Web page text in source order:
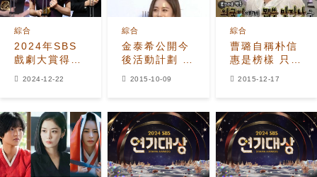
2024年SBS
戲劇大賞得獎
綜合
2024-12-22
金泰希公開今
後活動計劃 將
綜合
2015-10-09
曹璐自稱朴信
惠是榜樣 只要
綜合
2015-12-17